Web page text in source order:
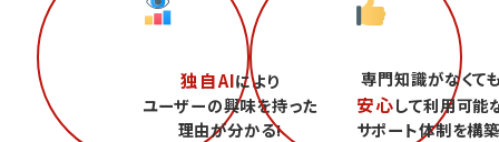
独自AIにより
ユーザーの興味を持った
理由が分かる!
専門知識がなくて
安心して利用可能
サポート体制を構